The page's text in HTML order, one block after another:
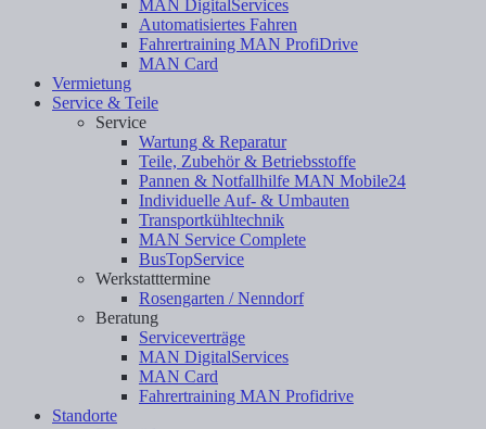
MAN DigitalServices
Automatisiertes Fahren
Fahrertraining MAN ProfiDrive
MAN Card
Vermietung
Service & Teile
Service
Wartung & Reparatur
Teile, Zubehör & Betriebsstoffe
Pannen & Notfallhilfe MAN Mobile24
Individuelle Auf- & Umbauten
Transportkühltechnik
MAN Service Complete
BusTopService
Werkstatttermine
Rosengarten / Nenndorf
Beratung
Serviceverträge
MAN DigitalServices
MAN Card
Fahrertraining MAN Profidrive
Standorte